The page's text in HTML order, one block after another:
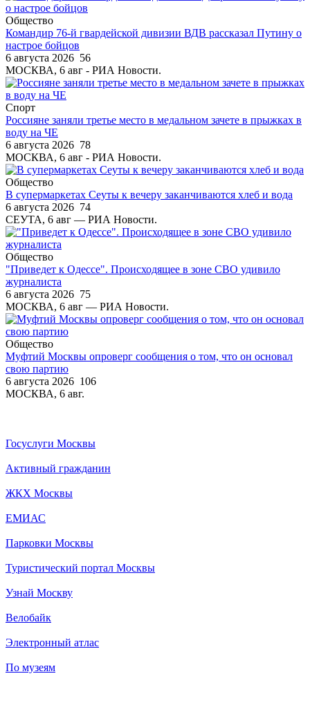
Общество
Командир 76-й гвардейской дивизии ВДВ рассказал Путину о
настрое бойцов
6 августа 2026 56
МОСКВА, 6 авг - РИА Новости.
Спорт
Россияне заняли третье место в медальном зачете в прыжках в
воду на ЧЕ
6 августа 2026 78
МОСКВА, 6 авг - РИА Новости.
Общество
В супермаркетах Сеуты к вечеру заканчиваются хлеб и вода
6 августа 2026 74
СЕУТА, 6 авг — РИА Новости.
Общество
"Приведет к Одессе". Происходящее в зоне СВО удивило
журналиста
6 августа 2026 75
МОСКВА, 6 авг — РИА Новости.
Общество
Муфтий Москвы опроверг сообщения о том, что он основал
свою партию
6 августа 2026 106
МОСКВА, 6 авг.
Госуслуги Москвы
Активный гражданин
ЖКХ Москвы
ЕМИАС
Парковки Москвы
Туристический портал Москвы
Узнай Москву
Велобайк
Электронный атлас
По музеям